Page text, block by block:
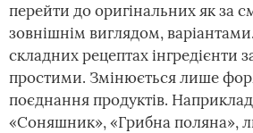
перейти до оригінальних як за
зовнішнім виглядом,
складних рецептах інгредієнти
простими. Змінюється лише
поєднання продуктів.
«Соняшник», «Грибна поляна»,